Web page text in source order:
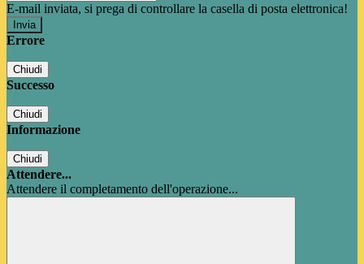
E-mail inviata, si prega di controllare la casella di posta elettronica!
Errore
Chiudi
Successo
Chiudi
Informazione
Chiudi
Attendere...
Attendere il completamento dell'operazione...